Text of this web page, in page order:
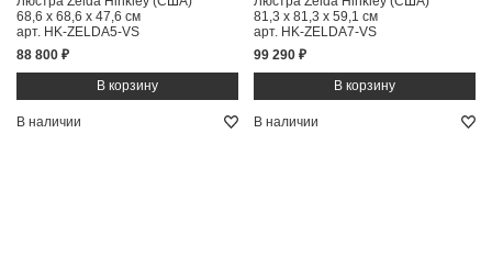
68,6 x 68,6 x 47,6 см
арт. HK-ZELDA5-VS
88 800 ₽
81,3 x 81,3 x 59,1 см
арт. HK-ZELDA7-VS
99 290 ₽
В наличии В наличии